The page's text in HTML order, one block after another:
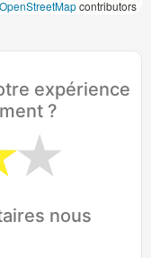
OpenStreetMapcontributors
expérience
?
nous